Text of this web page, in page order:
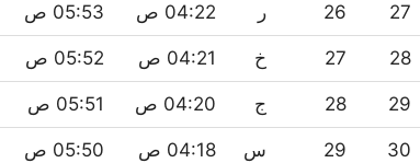
27
26 ر 04:22 ص 05:53 ص
28
27 خ 04:21 ص 05:52 ص
29
28 ج 04:20 ص 05:51 ص
30
29 س 04:18 ص 05:50 ص